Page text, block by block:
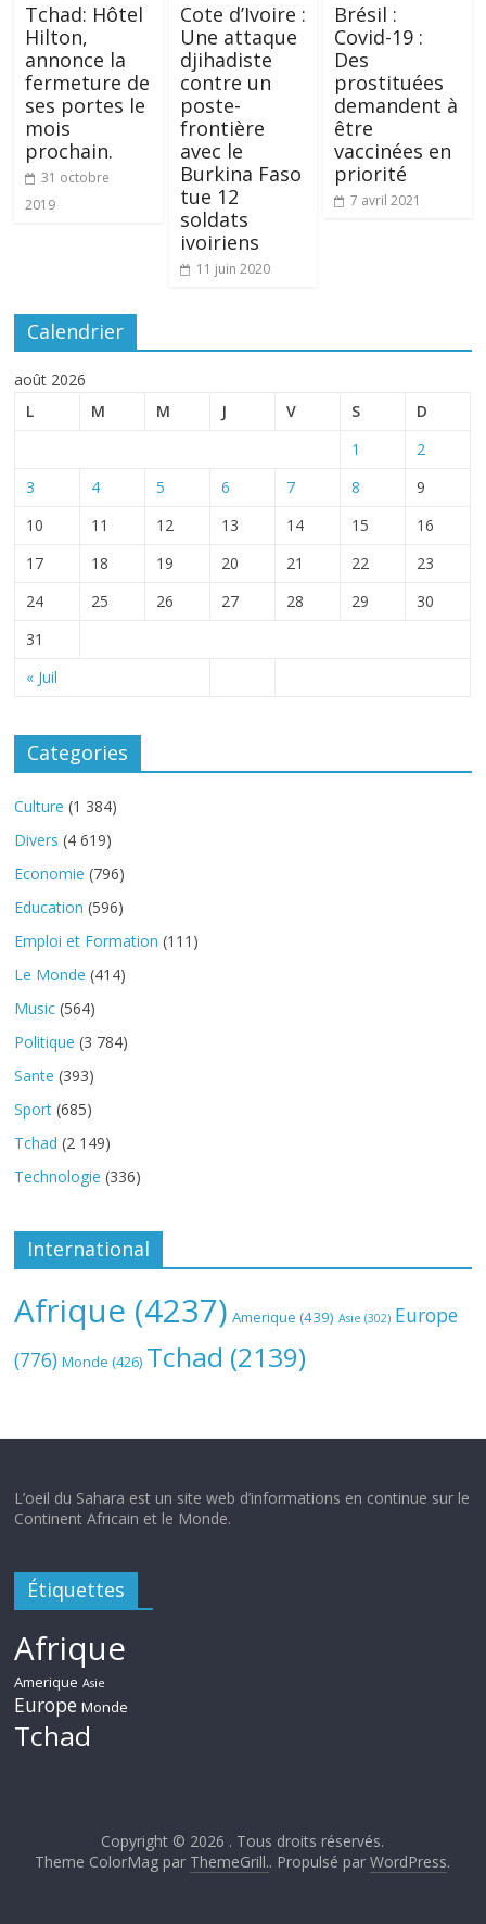
Tchad: Hôtel
Hilton,
annonce la
fermeture de
ses portes le
mois
prochain.
31 octobre
2019
Cote d’Ivoire :
Une attaque
djihadiste
contre un
poste-
frontière
avec le
Burkina Faso
tue 12
soldats
ivoiriens
11 juin 2020
Brésil :
Covid-19 :
Des
prostituées
demandent à
être
vaccinées en
priorité
7 avril 2021
Calendrier
août 2026
L
M M J V S D
« Juil
1
2
3
4 5 6 7 8
9
10
11 12 13 14 15
16
17
18 19 20 21 22
23
24
25 26 27 28 29
30
31
Categories
Culture (1 384)
Divers (4 619)
Economie (796)
Education (596)
Emploi et Formation (111)
Le Monde (414)
Music (564)
Politique (3 784)
Sante (393)
Sport (685)
Tchad (2 149)
Technologie (336)
International
Afrique (4237) Amerique (439) Asie (302) Europe
(776) Monde (426) Tchad (2139)
L’oeil du Sahara est un site web d’informations en continue sur le
Continent Africain et le Monde.
Étiquettes
Afrique
Amerique Asie
Europe Monde
Tchad
Copyright © 2026 . Tous droits réservés.
Theme ColorMag par ThemeGrill.. Propulsé parWordPress.